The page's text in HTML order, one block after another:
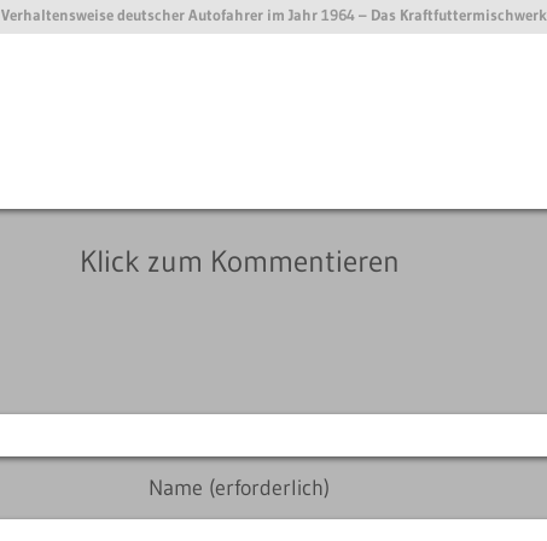
Verhaltensweise deutscher Autofahrer im Jahr 1964 – Das Kraftfuttermischwerk